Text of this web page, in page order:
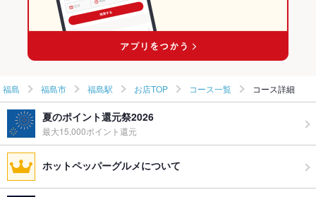
福島 福島市 福島駅 お店TOP コース一覧 コース詳細
夏のポイント還元祭2026
最大15,000ポイント還元
ホットペッパーグルメについて